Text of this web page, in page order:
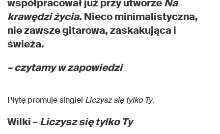
współpracował już przy utworzeNa
krawędzi życia. Nieco minimalistyczna,
nie zawsze gitarowa, zaskakująca i
świeża.
– czytamy w zapowiedzi
Płytę promuje singiel Liczysz się tylko Ty.
Wilki –Liczysz się tylko Ty